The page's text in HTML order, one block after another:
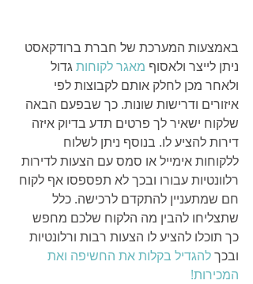
באמצעות המערכת של חברת ברודקאסט
ניתן לייצר ולאסוף מאגר לקוחות גדול
ולאחר מכן לחלק אותם לקבוצות לפי
איזורים ודרישות שונות. כך שבפעם הבאה
שלקוח ישאיר לך פרטים תדע בדיוק איזה
דירות להציע לו. בנוסף ניתן לשלוח
ללקוחות אימייל או סמס עם הצעות לדירות
רלוונטיות עבורו ובכך לא תפספסו אף לקוח
חם שמתעניין להתקדם לרכישה. כלל
שתצליחו להבין מה הלקוח שלכם מחפש
כך תוכלו להציע לו הצעות רבות ורלונטיות
ובכך להגדיל בקלות את החשיפה ואת
המכירות!